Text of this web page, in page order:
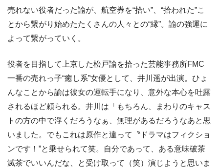
売れない役者だった諭が、航空券を“拾い”、“拾われた”こ
とから繋がり始めたたくさんの人々との“縁”。諭の強運に
よって繋がっていく。
役者を目指して上京した松戸諭を拾った芸能事務所FMC
一番の売れっ子“癒し系”女優として、井川遥が出演。ひょ
んなことから諭は彼女の運転手になり、意外な本心を吐露
されるほど頼られる。井川は「もちろん、まわりのキャス
トの方の中で浮くだろうなぁ、無理があるだろうなあと思
いました。でもこれは原作と違って〝ドラマはフィクショ
ンです！”と乗せられて笑。自分であって、ある意味破茶
滅茶でいいんだな、と受け取って（笑）演じようと思いま